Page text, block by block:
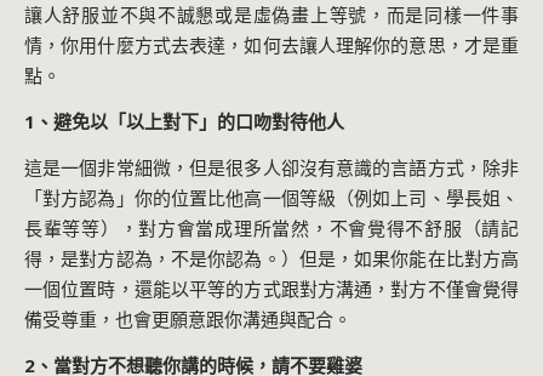
讓人舒服並不與不誠懇或是虛偽畫上等號，而是同樣一件事
情，你用什麼方式去表達，如何去讓人理解你的意思，才是重
點。
1、避免以「以上對下」的口吻對待他人
這是一個非常細微，但是很多人卻沒有意識的言語方式，除非
「對方認為」你的位置比他高一個等級（例如上司、學長姐、
長輩等等），對方會當成理所當然，不會覺得不舒服（請記
得，是對方認為，不是你認為。）但是，如果你能在比對方高
一個位置時，還能以平等的方式跟對方溝通，對方不僅會覺得
備受尊重，也會更願意跟你溝通與配合。
2、當對方不想聽你講的時候，請不要雞婆